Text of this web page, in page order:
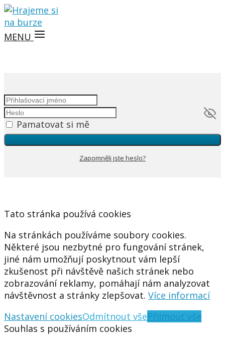
MENU
Pamatovat si mě
Zapomněli jste heslo?
Tato stránka používá cookies
Na stránkách používáme soubory cookies.
Některé jsou nezbytné pro fungování stránek,
jiné nám umožňují poskytnout vám lepší
zkušenost při návštěvě našich stránek nebo
zobrazování reklamy, pomáhají nám analyzovat
návštěvnost a stránky zlepšovat. Více informací
Nastavení cookiesOdmítnout všePřijmout vše
Souhlas s používáním cookies